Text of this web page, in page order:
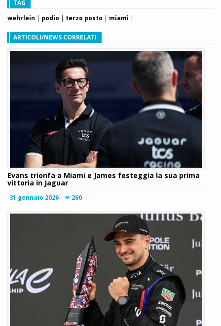
TAG
wehrlein | podio | terzo posto | miami |
ARTICOLI/NEWS CORRELATI
Evans trionfa a Miami e James festeggia la sua prima
vittoria in Jaguar
31 gennaio 2026 260